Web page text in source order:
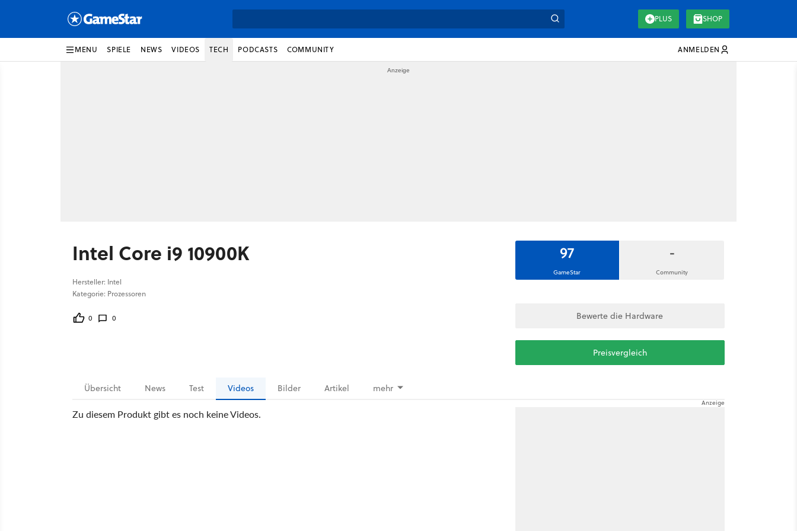
PLUS SHOP
MENU SPIELE NEWS VIDEOS TECH PODCASTS COMMUNITY ANMELDEN
Intel Core i9 10900K
Hersteller: Intel
Kategorie: Prozessoren
0 0
97
GameStar
-
Community
Bewerte die Hardware
Preisvergleich
Übersicht News Test Videos Bilder Artikel mehr
Zu diesem Produkt gibt es noch keine Videos.